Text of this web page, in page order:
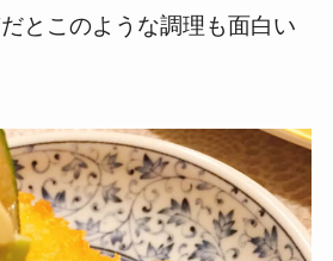
とこのような調理も面白い